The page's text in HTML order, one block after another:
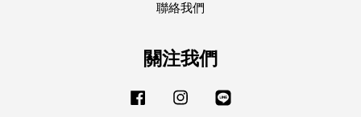
聯絡我們
關注我們
Facebook Instagram